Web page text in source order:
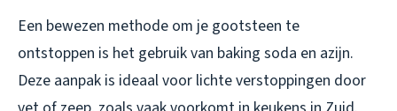
Een bewezen methode om je gootsteen te
ontstoppen is het gebruik van baking soda en azijn.
Deze aanpak is ideaal voor lichte verstoppingen door